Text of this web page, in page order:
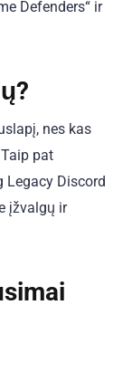
Defenders“ ir
nes kas
pat
Discord
įžvalgų ir